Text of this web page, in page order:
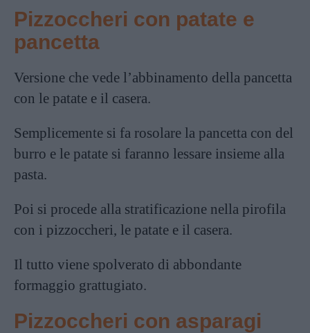
Pizzoccheri con patate e
pancetta
Versione che vede l’abbinamento della pancetta
con le patate e il casera.
Semplicemente si fa rosolare la pancetta con del
burro e le patate si faranno lessare insieme alla
pasta.
Poi si procede alla stratificazione nella pirofila
con i pizzoccheri, le patate e il casera.
Il tutto viene spolverato di abbondante
formaggio grattugiato.
Pizzoccheri con asparagi